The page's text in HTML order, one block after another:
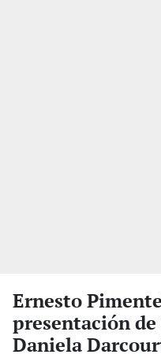
Ernesto
presentación de
Daniela